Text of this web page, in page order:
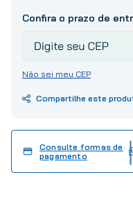
Não sei meu CEP
Consulte formas de
pagamento